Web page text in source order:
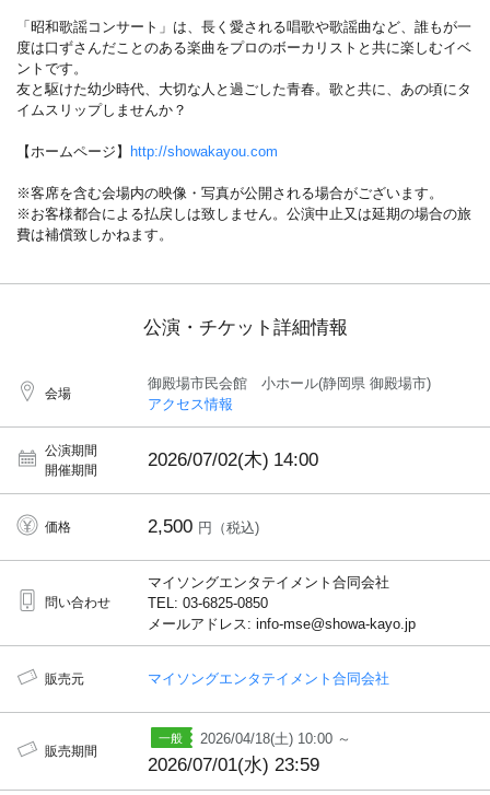
「昭和歌謡コンサート」は、長く愛される唱歌や歌謡曲など、誰もが一
度は口ずさんだことのある楽曲をプロのボーカリストと共に楽しむイベ
ントです。
友と駆けた幼少時代、大切な人と過ごした青春。歌と共に、あの頃にタ
イムスリップしませんか？
【ホームページ】 http://showakayou.com
※客席を含む会場内の映像・写真が公開される場合がございます。
※お客様都合による払戻しは致しません。公演中止又は延期の場合の旅
費は補償致しかねます。
公演・チケット詳細情報
会場
御殿場市民会館 小ホール(静岡県 御殿場市)
アクセス情報
公演期間
開催期間
2026/07/02(木) 14:00
価格 2,500 円（税込)
問い合わせ
マイソングエンタテイメント合同会社
TEL: 03-6825-0850
メールアドレス: info-mse@showa-kayo.jp
販売元 マイソングエンタテイメント合同会社
販売期間
2026/04/18(土) 10:00 ～
2026/07/01(水) 23:59